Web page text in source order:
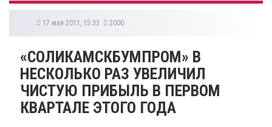
17 мая 2011, 15:33 2000
«СОЛИКАМСКБУМПРОМ» В
НЕСКОЛЬКО РАЗ УВЕЛИЧИЛ
ЧИСТУЮ ПРИБЫЛЬ В ПЕРВОМ
КВАРТАЛЕ ЭТОГО ГОДА